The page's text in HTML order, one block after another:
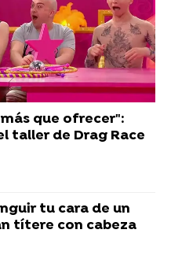
que ofrecer":
taller de Drag Race
tu cara de un
títere con cabeza